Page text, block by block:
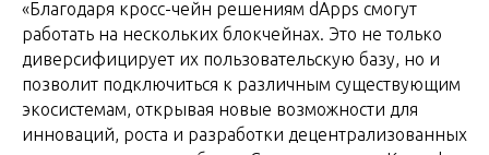
«Благодаря кросс-чейн решениям dApps смогут
работать на нескольких блокчейнах. Это не только
диверсифицирует их пользовательскую базу, но и
позволит подключиться к различным существующим
экосистемам, открывая новые возможности для
инноваций, роста и разработки децентрализованных